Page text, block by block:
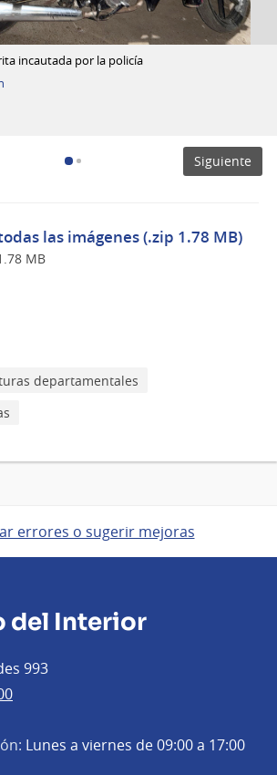
incautada por la policía
:
Siguiente
las imágenes (.zip 1.78 MB)
MB
departamentales
errores o sugerir mejoras
del Interior
993
Lunes a viernes de 09:00 a 17:00